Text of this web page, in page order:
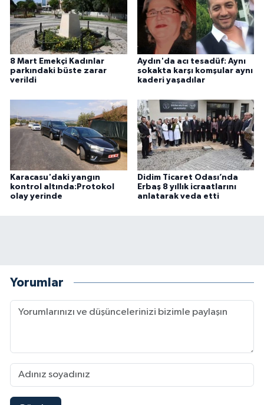
8 Mart Emekçi Kadınlar
parkındaki büste zarar
verildi
Aydın'da acı tesadüf: Aynı
sokakta karşı komşular aynı
kaderi yaşadılar
Karacasu'daki yangın
kontrol altında:Protokol
olay yerinde
Didim Ticaret Odası’nda
Erbaş 8 yıllık icraatlarını
anlatarak veda etti
Yorumlar